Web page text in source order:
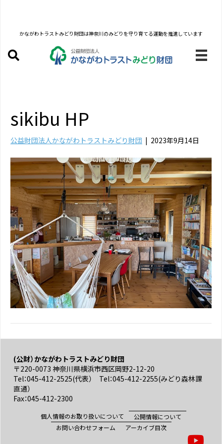
かながわトラストみどり財団は神奈川のみどりを守り育てる運動を推進しています
sikibu HP
公益財団法人かながわトラストみどり財団 | 2023年9月14日
(公財）かながわトラストみどり財団
〒220-0073 神奈川県横浜市西区岡野2-12-20
Tel：045-412-2525(代表） Tel：045-412-2255(みどり森林課
直通）
Fax：045-412-2300
個人情報のお取り扱いについて
公開情報について
お問い合わせフォーム
アーカイブ目次